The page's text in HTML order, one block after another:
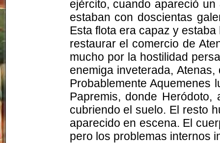
ejército, cuando apareció un
estaban con doscientas
Esta flota era capaz y
restaurar el comercio de
mucho por la hostilidad
enemiga inveterada,
Probablemente
Papremis, donde
cubriendo el suelo. El resto
aparecido en escena. El
pero los problemas internos